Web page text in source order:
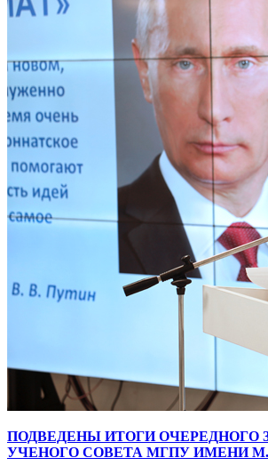
ПОДВЕДЕНЫ ИТОГИ ОЧЕРЕДНОГО
УЧЕНОГО СОВЕТА МГПУ ИМЕНИ М.